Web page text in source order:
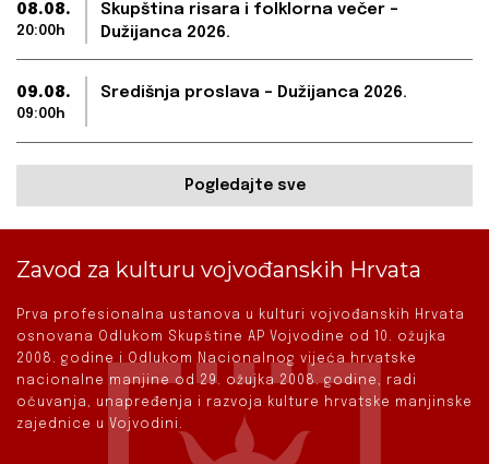
08.08.
20:00h
Skupština risara i folklorna večer –
Dužijanca 2026.
09.08.
09:00h
Središnja proslava – Dužijanca 2026.
Pogledajte sve
Zavod za kulturu vojvođanskih Hrvata
Prva profesionalna ustanova u kulturi vojvođanskih Hrvata
osnovana Odlukom Skupštine AP Vojvodine od 10. ožujka
2008. godine i Odlukom Nacionalnog vijeća hrvatske
nacionalne manjine od 29. ožujka 2008. godine, radi
očuvanja, unapređenja i razvoja kulture hrvatske manjinske
zajednice u Vojvodini.